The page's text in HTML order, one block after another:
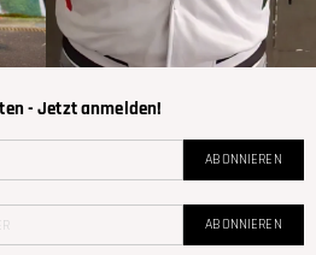
- Jetzt anmelden!
ABONNIEREN
ABONNIEREN